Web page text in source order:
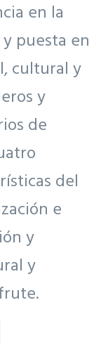
en la
puesta en
cultural y
y
de
del
e
y
y